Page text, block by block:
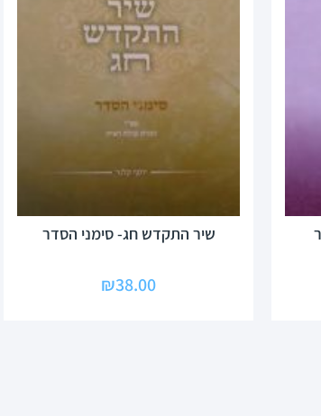
שיר התקדש חג- סימני הסדר
₪38.00